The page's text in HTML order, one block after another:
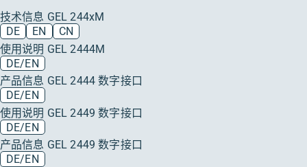
技术信息 GEL 244xM
DE
EN
CN
使用说明 GEL 2444M
DE/EN
产品信息 GEL 2444 数字接口
DE/EN
使用说明 GEL 2449 数字接口
DE/EN
产品信息 GEL 2449 数字接口
DE/EN